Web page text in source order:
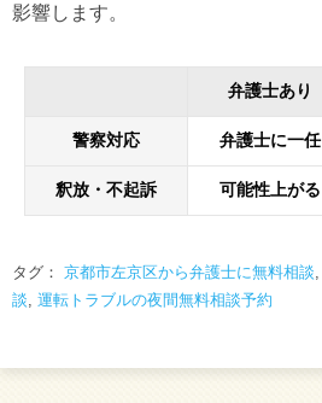
影響します。
弁護士あり
警察対応 弁護士に一任
釈放・不起訴 可能性上がる
タグ： 京都市左京区から弁護士に無料相談,
談, 運転トラブルの夜間無料相談予約